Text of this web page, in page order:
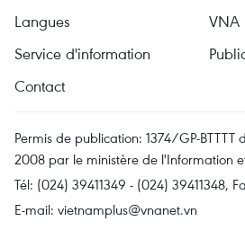
Langues
VNA
Service d'information
Contact
Permis de publication: 1374/GP-BTTTT
2008 par le ministère de l'Information
Tél: (024) 39411349 - (024) 39411348,
E-mail: vietnamplus@vnanet.vn